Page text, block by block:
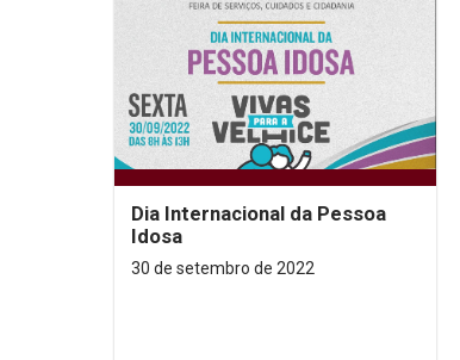
Dia Internacional da Pessoa
Idosa